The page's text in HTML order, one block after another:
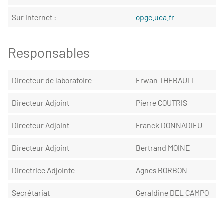
Sur Internet : opgc.uca.fr
Responsables
Directeur de laboratoire Erwan THEBAULT
Directeur Adjoint Pierre COUTRIS
Directeur Adjoint Franck DONNADIEU
Directeur Adjoint Bertrand MOINE
Directrice Adjointe Agnes BORBON
Secrétariat
Geraldine DEL CAMPO